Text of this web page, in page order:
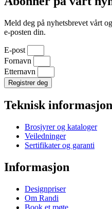
Meld deg på nyhetsbrevet vårt
e-posten din.
E-post
Fornavn
Etternavn
Registrer deg
Teknisk informasjon
Brosjyrer og kataloger
Veiledninger
Sertifikater og garanti
Informasjon
Designpriser
Om Randi
Book et møte